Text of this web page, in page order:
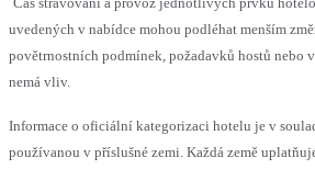
uvedených v nabídce mohou podléhat menším
povětrnostních podmínek, požadavků hostů nebo
nemá vliv.
Informace o oficiální kategorizaci hotelu je v
používanou v příslušné zemi. Každá země